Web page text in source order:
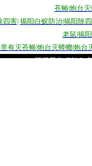
苍蝇炮台
四害| 揭阳白蚁防治|揭阳除
老鼠揭
有灭苍蝇炮台灭蟑螂炮台
版权所有 (2014)